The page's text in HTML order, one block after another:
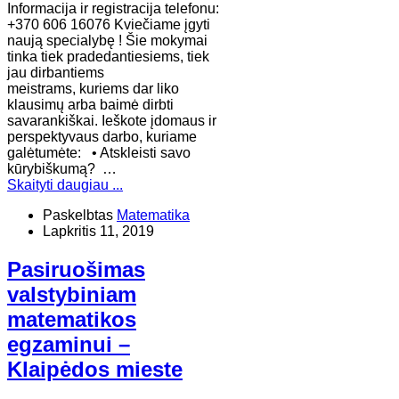
Informacija ir registracija telefonu:
+370 606 16076 Kviečiame įgyti
naują specialybę ! Šie mokymai
tinka tiek pradedantiesiems, tiek
jau dirbantiems
meistrams, kuriems dar liko
klausimų arba baimė dirbti
savarankiškai. Ieškote įdomaus ir
perspektyvaus darbo, kuriame
galėtumėte: • Atskleisti savo
kūrybiškumą? …
Skaityti daugiau ...
Paskelbtas Matematika
Lapkritis 11, 2019
Pasiruošimas
valstybiniam
matematikos
egzaminui –
Klaipėdos mieste